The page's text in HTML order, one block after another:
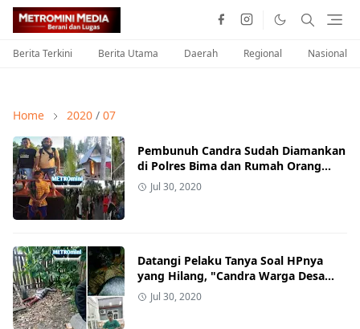
Berita Terkini Berita Utama Daerah Regional Nasional
Home 2020 / 07
Pembunuh Candra Sudah Diamankan
di Polres Bima dan Rumah Orang
Tuanya Dibakar Warga Desa Waro
Jul 30, 2020
Datangi Pelaku Tanya Soal HPnya
yang Hilang, "Candra Warga Desa
Waro Kehilangan Nyawa"
Jul 30, 2020